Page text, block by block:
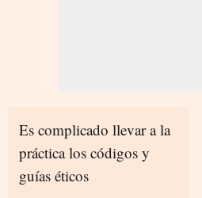
Es complicado llevar a la
práctica los códigos y
guías éticos